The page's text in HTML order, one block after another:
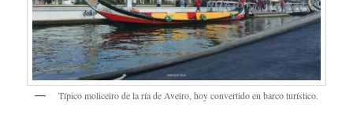
Típico moliceiro de la ría de Aveiro, hoy convertido en barco turístico.